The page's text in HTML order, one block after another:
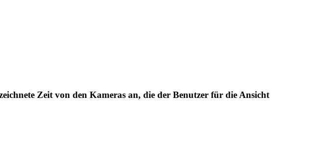
Zeit von den Kameras an, die der Benutzer für die Ansicht